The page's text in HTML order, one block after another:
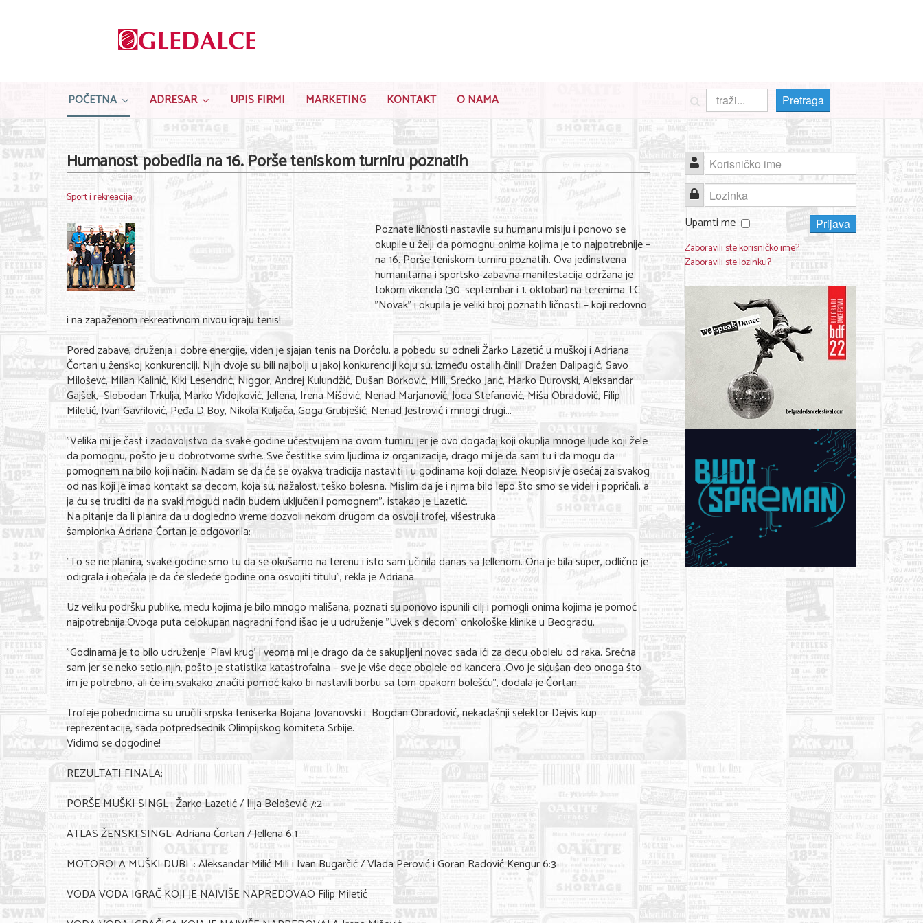
POČETNA ADRESAR UPIS FIRMI MARKETING KONTAKT O NAMA Pretraga
Humanost pobedila na 16. Porše teniskom turniru poznatih
Sport i rekreacija
Poznate ličnosti nastavile su humanu misiju i ponovo se
okupile u želji da pomognu onima kojima je to najpotrebnije –
na 16. Porše teniskom turniru poznatih. Ova jedinstvena
humanitarna i sportsko-zabavna manifestacija održana je
tokom vikenda (30. septembar i 1. oktobar) na terenima TC
"Novak" i okupila je veliki broj poznatih ličnosti – koji redovno
i na zapaženom rekreativnom nivou igraju tenis!
Pored zabave, druženja i dobre energije, viđen je sjajan tenis na Dorćolu, a pobedu su odneli Žarko Lazetić u muškoj i Adriana
Čortan u ženskoj konkurenciji. Njih dvoje su bili najbolji u jakoj konkurenciji koju su, između ostalih činili Dražen Dalipagić, Savo
Miloševć, Milan Kalinić, Kiki Lesendrić, Niggor, Andrej Kulundžić, Dušan Borković, Mili, Srećko Jarić, Marko Đurovski, Aleksandar
Gajšek, Slobodan Trkulja, Marko Vidojković, Jellena, Irena Mišović, Nenad Marjanović, Joca Stefanović, Miša Obradović, Filip
Miletić, Ivan Gavrilović, Peđa D Boy, Nikola Kuljača, Goga Grubješić, Nenad Jestrović i mnogi drugi...
"Velika mi je čast i zadovoljstvo da svake godine učestvujem na ovom turniru jer je ovo događaj koji okuplja mnoge ljude koji žele
da pomognu, pošto je u dobrotvorne svrhe. Sve čestitke svim ljudima iz organizacije, drago mi je da sam tu i da mogu da
pomognem na bilo koji način. Nadam se da će se ovakva tradicija nastaviti i u godinama koji dolaze. Neopisiv je osećaj za svakog
od nas koji je imao kontakt sa decom, koja su, nažalost, teško bolesna. Mislim da je i njima bilo lepo što smo se videli i popričali, a
ja ću se truditi da na svaki mogući način budem uključen i pomognem", istakao je Lazetić.
Na pitanje da li planira da u dogledno vreme dozvoli nekom drugom da osvoji trofej, višestruka
šampionka Adriana Čortan je odgovorila:
"To se ne planira, svake godine smo tu da se okušamo na terenu i isto sam učinila danas sa Jellenom. Ona je bila super, odlično je
odigrala i obećala je da će sledeće godine ona osvojiti titulu", rekla je Adriana.
Uz veliku podršku publike, među kojima je bilo mnogo mališana, poznati su ponovo ispunili cilj i pomogli onima kojima je pomoć
najpotrebnija.Ovoga puta celokupan nagradni fond išao je u udruženje "Uvek s decom" onkološke klinike u Beogradu.
"Godinama je to bilo udruženje ‘Plavi krug’ i veoma mi je drago da će sakupljeni novac sada ići za decu obolelu od raka. Srećna
sam jer se neko setio njih, pošto je statistika katastrofalna – sve je više dece obolele od kancera .Ovo je sićušan deo onoga što
im je potrebno, ali će im svakako značiti pomoć kako bi nastavili borbu sa tom opakom bolešću", dodala je Čortan.
Trofeje pobednicima su uručili srpska teniserka Bojana Jovanovski i Bogdan Obradović, nekadašnji selektor Dejvis kup
reprezentacije, sada potpredsednik Olimpijskog komiteta Srbije.
Vidimo se dogodine!
REZULTATI FINALA:
PORŠE MUŠKI SINGL : Žarko Lazetić / Ilija Belošević 7:2
ATLAS ŽENSKI SINGL: Adriana Čortan / Jellena 6:1
MOTOROLA MUŠKI DUBL : Aleksandar Milić Mili i Ivan Bugarčić / Vlada Perović i Goran Radović Kengur 6:3
VODA VODA IGRAČ KOJI JE NAJVIŠE NAPREDOVAO Filip Miletić
Korisničko ime
Lozinka
Upamti me
Prijava
Zaboravili ste korisničko ime?
Zaboravili ste lozinku?